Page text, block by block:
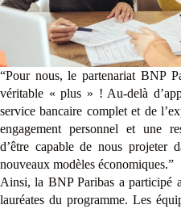
“Pour nous, le partenariat BNP
véritable « plus » ! Au-delà
service bancaire complet et de
engagement personnel et une
d’être capable de nous projeter
nouveaux modèles économiques.”
Ainsi, la BNP Paribas a participé
lauréates du programme. Les